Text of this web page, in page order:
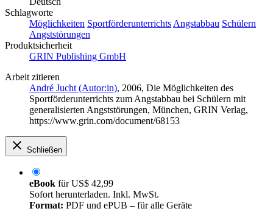
Schlagworte
Möglichkeiten Sportförderunterrichts Angstabbau Schülern
Angststörungen
Produktsicherheit
GRIN Publishing GmbH
Arbeit zitieren
André Jucht (Autor:in), 2006, Die Möglichkeiten des
Sportförderunterrichts zum Angstabbau bei Schülern mit
generalisierten Angststörungen, München, GRIN Verlag,
https://www.grin.com/document/68153
Schließen
eBook fürUS$ 42,99
Sofort herunterladen. Inkl. MwSt.
Format: PDF und ePUB – für alle Geräte